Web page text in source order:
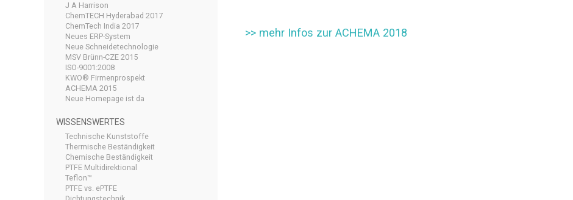
J A Harrison
ChemTECH Hyderabad 2017
ChemTech India 2017
Neues ERP-System
Neue Schneidetechnologie
MSV Brünn-CZE 2015
ISO-9001:2008
KWO® Firmenprospekt
ACHEMA 2015
Neue Homepage ist da
WISSENSWERTES
Technische Kunststoffe
Thermische Beständigkeit
Chemische Beständigkeit
PTFE Multidirektional
Teflon™
PTFE vs. ePTFE
>> mehr Infos zur ACHEMA 2018